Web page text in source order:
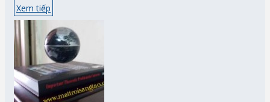
Xem tiếp